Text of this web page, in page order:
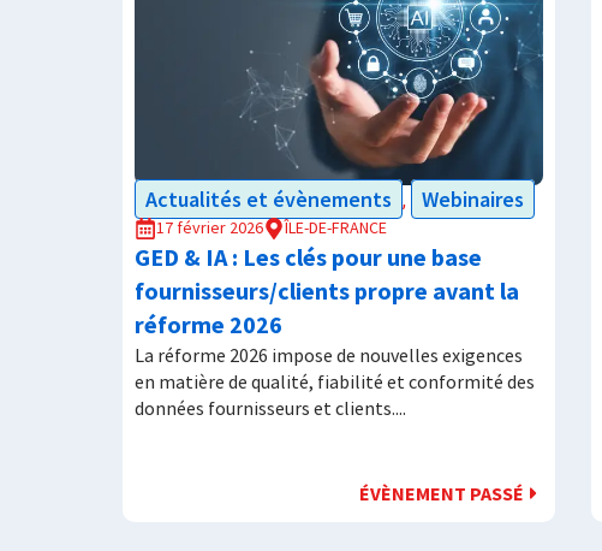
Actualités et évènements , Webinaires
17 février 2026 ÎLE-DE-FRANCE
GED & IA : Les clés pour une base
fournisseurs/clients propre avant la
réforme 2026
La réforme 2026 impose de nouvelles exigences
en matière de qualité, fiabilité et conformité des
données fournisseurs et clients....
ÉVÈNEMENT PASSÉ